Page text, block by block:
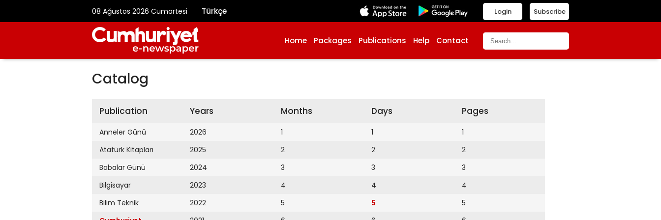
08 Ağustos 2026 Cumartesi Türkçe Subscribe
Login
Home Packages Publications Help Contact
Catalog
Publication
Anneler Günü
Atatürk Kitapları
Babalar Günü
Bilgisayar
Bilim Teknik
Years
2026
2025
2024
2023
2022
Months
1
2
3
4
5
Days
1
2
3
4
5
Pages
1
2
3
4
5